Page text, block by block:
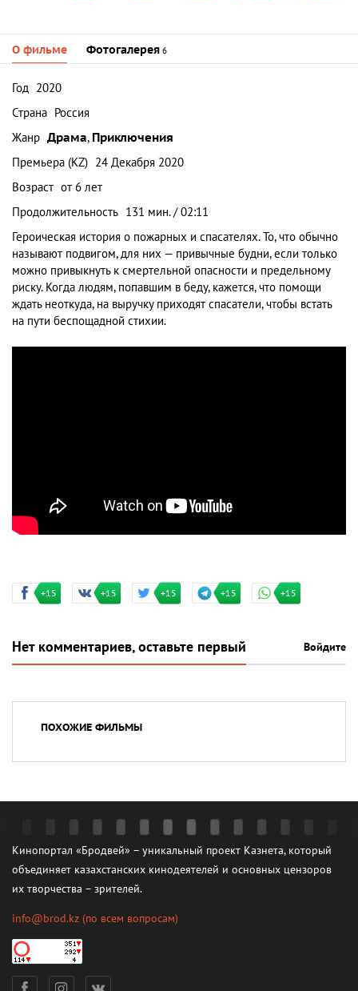
О фильме Фотогалерея 6
Год 2020
Страна Россия
Жанр Драма, Приключения
Премьера (KZ) 24 Декабря 2020
Возраст от 6 лет
Продолжительность 131 мин. / 02:11
Героическая история о пожарных и спасателях. То, что обычно
называют подвигом, для них — привычные будни, если только
можно привыкнуть к смертельной опасности и предельному
риску. Когда людям, попавшим в беду, кажется, что помощи
ждать неоткуда, на выручку приходят спасатели, чтобы встать
на пути беспощадной стихии.
+15 +15 +15 +15 +15
Нет комментариев, оставьте первый Войдите
ПОХОЖИЕ ФИЛЬМЫ
Кинопортал «Бродвей» – уникальный проект Казнета, который
объединяет казахстанских кинодеятелей и основных цензоров
их творчества – зрителей.
info@brod.kz (по всем вопросам)